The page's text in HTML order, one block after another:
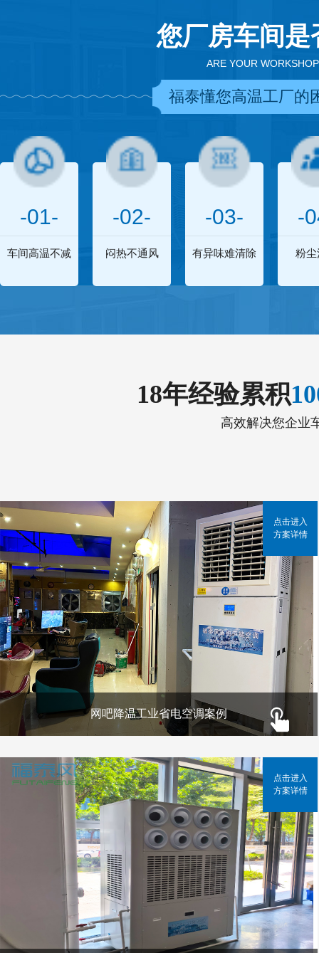
您厂房车间
ARE YOUR
福泰懂您高温工厂的
-01-
车间高温不减
-02-
闷热不通风
-03-
有异味难清除
-
粉尘
18年经验累积
高效解决您企业
网吧降温工业省电空调案例
点击进入
方案详情
点击进入
方案详情